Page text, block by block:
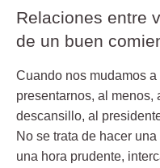
Relaciones entre
de un buen
Cuando nos mudamos
presentarnos, al menos,
descansillo, al
No se trata de hacer
una hora prudente,